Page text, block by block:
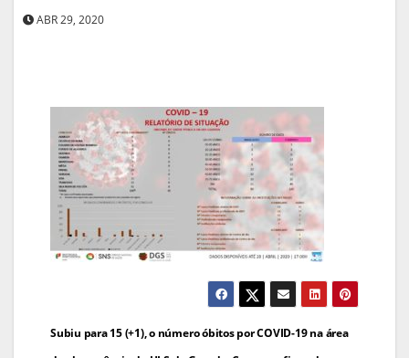
ABR 29, 2020
Navegação
Subiu para 15 (+1), o número óbitos por COVID-19 na área